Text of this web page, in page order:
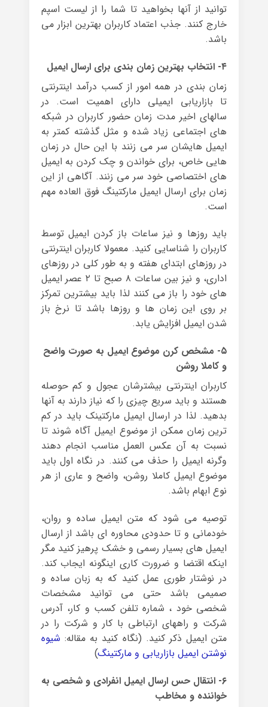
توانید از آنها بخواهید تا شما را از لیست اسپم
خارج کنند. جذب اعتماد کاربران بهترین ابزار می
باشد.
۴- انتخاب بهترین زمان بندی برای ارسال ایمیل
زمان بندی در همه امور از کسب درآمد اینترنتی
تا بازاریابی ایمیلی دارای اهمیت است. در
سالهای اخیر مدت زمان حضور کاربران در شبکه
های اجتماعی زیاد شده و مثل گذشته کمتر به
ایمیل هایشان سر می زنند با این حال در زمان
هایی خاص، برای خواندن و چک کردن به ایمیل
های اختصاصی خود سر می زنند. آگاهی از این
زمان برای ارسال ایمیل مارکتینگ فوق العاده مهم
است.
باید روزها و نیز ساعات باز کردن ایمیل توسط
کاربران را شناسایی کنید. معمولا کاربران اینترنتی
در روزهای ابتدای هفته و به طور کلی در روزهای
اداری، و نیز بین ساعات ۸ صبح تا ۲ عصر ایمیل
های خود را باز می کنند لذا باید بیشترین تمرکز
بر روی این زمان ها و روزها باشد تا نرخ باز
شدن ایمیل افزایش یابد.
۵- مشخص کرن موضوع ایمیل به صورت واضح
و کاملا روشن
کاربران اینترنتی بیشترشان عجول و کم حوصله
هستند و باید سریع چیزی را که نیاز دارند به آنها
بدهید. لذا در ارسال ایمیل مارکتینک باید در کم
ترین زمان ممکن از موضوع ایمیل آگاه شوند تا
نسبت به آن عکس العمل مناسب انجام دهند
وگرنه ایمیل را حذف می کنند. در نگاه اول باید
موضوع ایمیل کاملا روشن، واضح و عاری از هر
نوع ابهام باشد.
توصیه می شود که متن ایمیل ساده و روان،
خودمانی و تا حدودی محاوره ای باشد از ارسال
ایمیل های بسیار رسمی و خشک پرهیز کنید مگر
اینکه اقتضا و ضرورت کاری اینگونه ایجاب کند.
در نوشتار طوری عمل کنید که به زبان ساده و
صمیمی باشد حتی می توانید مشخصات
شخصی خود ، شماره تلفن کسب و کار، آدرس
شرکت و راههای ارتباطی با کار و شرکت را در
متن ایمیل ذکر کنید. (نگاه کنید به مقاله: شیوه
نوشتن ایمیل بازاریابی و مارکتینگ)
۶- انتقال حس ارسال ایمیل انفرادی و شخصی به
خواننده و مخاطب